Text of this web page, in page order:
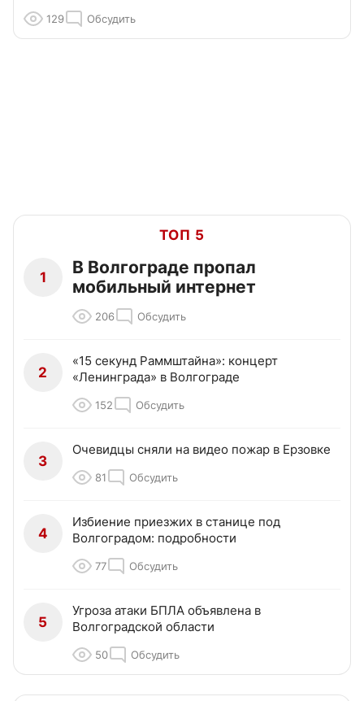
129 Обсудить
ТОП 5
1
В Волгограде пропал
мобильный интернет
206 Обсудить
2
«15 секунд Раммштайна»: концерт
«Ленинграда» в Волгограде
152 Обсудить
3
Очевидцы сняли на видео пожар в Ерзовке
81 Обсудить
4
Избиение приезжих в станице под
Волгоградом: подробности
77 Обсудить
5
Угроза атаки БПЛА объявлена в
Волгоградской области
50 Обсудить